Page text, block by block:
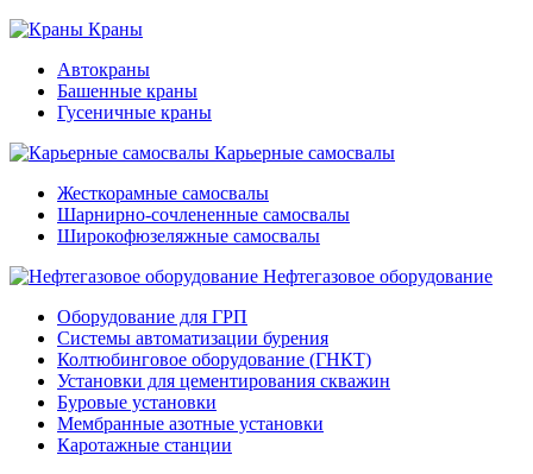
Краны
Автокраны
Башенные краны
Гусеничные краны
Карьерные самосвалы
Жесткорамные самосвалы
Шарнирно-сочлененные самосвалы
Широкофюзеляжные самосвалы
Нефтегазовое оборудование
Оборудование для ГРП
Системы автоматизации бурения
Колтюбинговое оборудование (ГНКТ)
Установки для цементирования скважин
Буровые установки
Мембранные азотные установки
Каротажные станции